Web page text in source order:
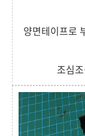
양면테이프로
조심